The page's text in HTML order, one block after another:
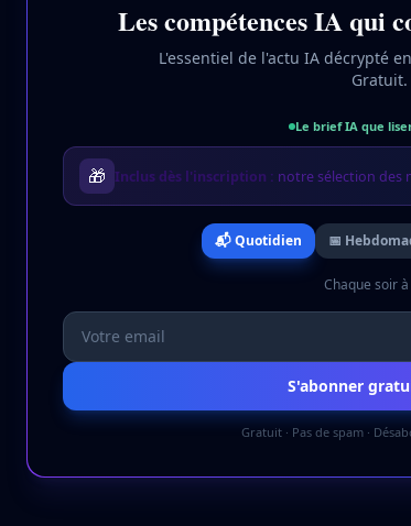
Les compétences IA qui
L'essentiel de l'actu IA décrypté
Gratuit.
Le brief IA que
🎁 Inclus dès l'inscription : notre sélection des
📬 Quotidien 📅
Chaque soir
S'abonner
Gratuit · Pas de spam ·